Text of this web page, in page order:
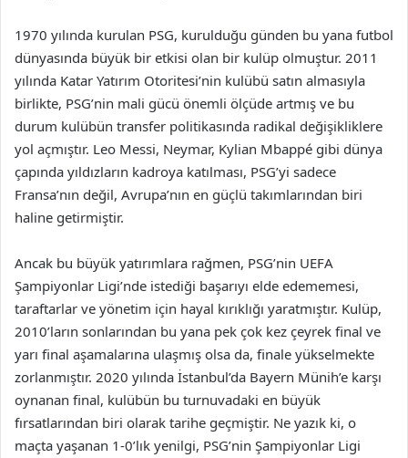
1970 yılında kurulan PSG, kurulduğu günden bu yana futbol
dünyasında büyük bir etkisi olan bir kulüp olmuştur. 2011
yılında Katar Yatırım Otoritesi’nin kulübü satın almasıyla
birlikte, PSG’nin mali gücü önemli ölçüde artmış ve bu
durum kulübün transfer politikasında radikal değişikliklere
yol açmıştır. Leo Messi, Neymar, Kylian Mbappé gibi dünya
çapında yıldızların kadroya katılması, PSG’yi sadece
Fransa’nın değil, Avrupa’nın en güçlü takımlarından biri
haline getirmiştir.
Ancak bu büyük yatırımlara rağmen, PSG’nin UEFA
Şampiyonlar Ligi’nde istediği başarıyı elde edememesi,
taraftarlar ve yönetim için hayal kırıklığı yaratmıştır. Kulüp,
2010’ların sonlarından bu yana pek çok kez çeyrek final ve
yarı final aşamalarına ulaşmış olsa da, finale yükselmekte
zorlanmıştır. 2020 yılında İstanbul’da Bayern Münih’e karşı
oynanan final, kulübün bu turnuvadaki en büyük
fırsatlarından biri olarak tarihe geçmiştir. Ne yazık ki, o
maçta yaşanan 1-0’lık yenilgi, PSG’nin Şampiyonlar Ligi